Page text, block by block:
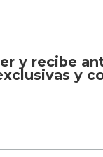
y recibe
y